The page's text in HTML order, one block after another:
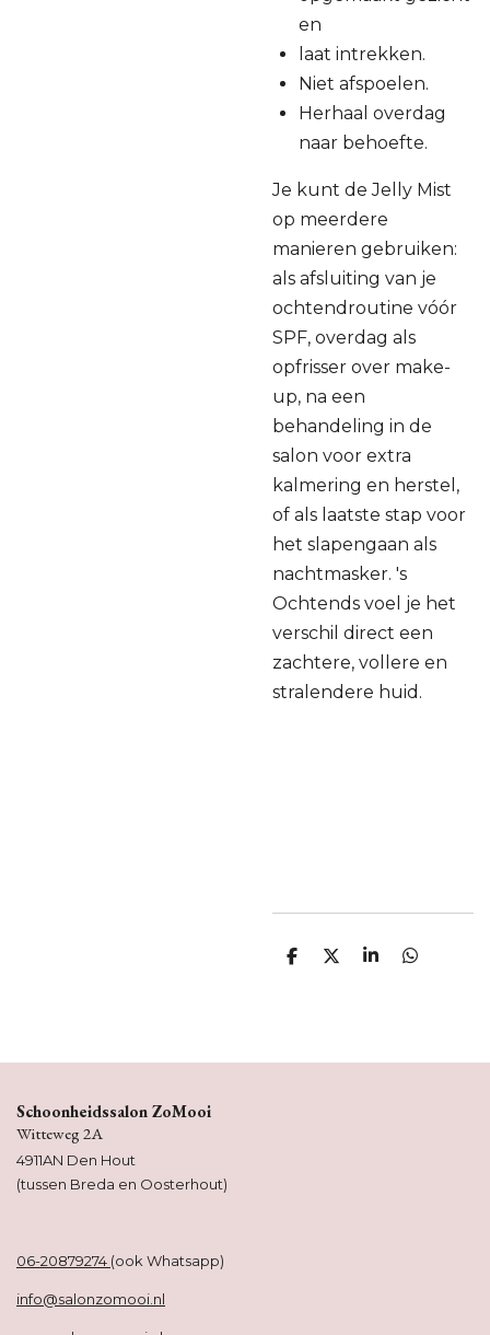
en
laat intrekken.
Niet afspoelen.
Herhaal overdag
naar behoefte.
Je kunt de Jelly Mist
op meerdere
manieren gebruiken:
als afsluiting van je
ochtendroutine vóór
SPF, overdag als
opfrisser over make-
up, na een
behandeling in de
salon voor extra
kalmering en herstel,
of als laatste stap voor
het slapengaan als
nachtmasker. 's
Ochtends voel je het
verschil direct een
zachtere, vollere en
stralendere huid.
D
D
S
D
Schoonheidssalon ZoMooi
Witteweg 2A
4911AN Den Hout
(tussen Breda en Oosterhout)
06-20879274 (ook Whatsapp)
info@salonzomooi.nl